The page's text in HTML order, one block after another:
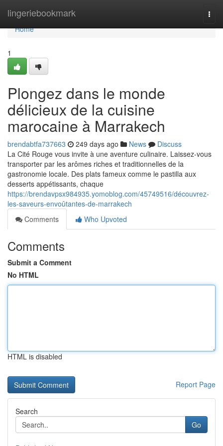
lingeriebookmark
Home
Home
1
Plongez dans le monde
délicieux de la cuisine
marocaine à Marrakech
brendabtfa737663 249 days ago News
Discuss
La Cité Rouge vous invite à une aventure culinaire. Laissez-vous
transporter par les arômes riches et traditionnelles de la
gastronomie locale. Des plats fameux comme le pastilla aux
desserts appétissants, chaque
https://brendavpsx984935.yomoblog.com/45749516/découvrez-
les-saveurs-envoûtantes-de-marrakech
Comments
Who Upvoted
Comments
Submit a Comment
No HTML
HTML is disabled
Report Page
Search
Go